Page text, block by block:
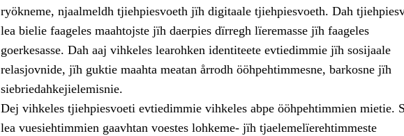
ryökneme, njaalmeldh tjiehpiesvoeth jïh digitaale tjiehpiesvoeth. Dah
lea bielie faageles maahtojste jïh daerpies dïrregh lïeremasse jïh faageles
goerkesasse. Dah aaj vihkeles learohken identiteete evtiedimmie jïh sosijaale
relasjovnide, jïh guktie maahta meatan årrodh ööhpehtimmesne, barkosne jïh
siebriedahkejielemisnie.
Dej vihkeles tjiehpiesvoeti evtiedimmie vihkeles abpe ööhpehtimmien mietie.
lea vuesiehtimmien gaavhtan voestes lohkeme- jïh tjaelemelïerehtimmeste